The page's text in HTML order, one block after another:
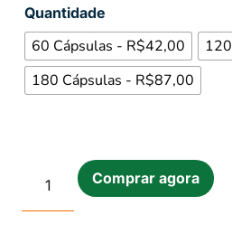
Quantidade
60 Cápsulas - R$42,00
180 Cápsulas - R$87,00
Comprar agora